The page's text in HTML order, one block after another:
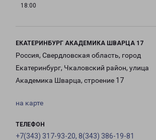
18:00
ЕКАТЕРИНБУРГ АКАДЕМИКА ШВАРЦА 17
Россия, Свердловская область, город
Екатеринбург, Чкаловский район, улица
Академика Шварца, строение 17
на карте
ТЕЛЕФОН
+7(343) 317-93-20, 8(343) 386-19-81